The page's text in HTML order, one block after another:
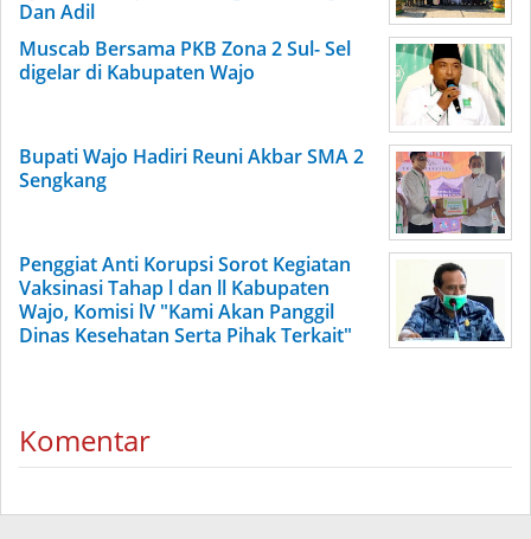
Dan Adil
Muscab Bersama PKB Zona 2 Sul- Sel
digelar di Kabupaten Wajo
Bupati Wajo Hadiri Reuni Akbar SMA 2
Sengkang
Penggiat Anti Korupsi Sorot Kegiatan
Vaksinasi Tahap l dan ll Kabupaten
Wajo, Komisi lV "Kami Akan Panggil
Dinas Kesehatan Serta Pihak Terkait"
Komentar